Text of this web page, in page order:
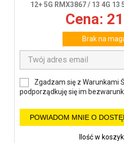
12+ 5G RMX3867 / 13 4G
Cena:
Brak na
Zgadzam się z Warunkami
podporządkuję się im
POWIADOM MNIE O
Ilość w